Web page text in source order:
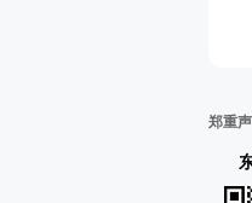
郑重声